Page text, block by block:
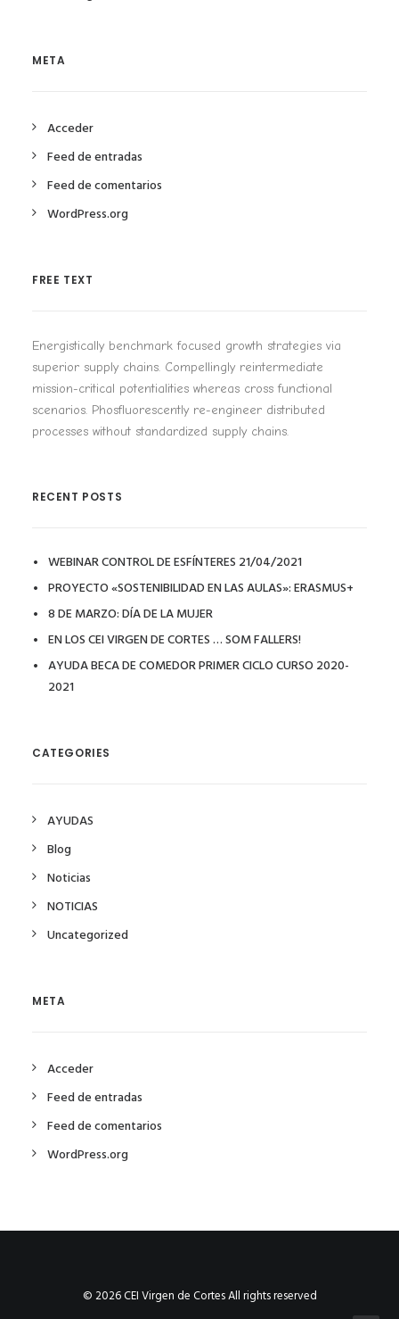
META
Acceder
Feed de entradas
Feed de comentarios
WordPress.org
FREE TEXT
Energistically benchmark focused growth strategies via
superior supply chains. Compellingly reintermediate
mission-critical potentialities whereas cross functional
scenarios. Phosfluorescently re-engineer distributed
processes without standardized supply chains.
RECENT POSTS
WEBINAR CONTROL DE ESFÍNTERES 21/04/2021
PROYECTO «SOSTENIBILIDAD EN LAS AULAS»: ERASMUS+
8 DE MARZO: DÍA DE LA MUJER
EN LOS CEI VIRGEN DE CORTES … SOM FALLERS!
AYUDA BECA DE COMEDOR PRIMER CICLO CURSO 2020-
2021
CATEGORIES
AYUDAS
Blog
Noticias
NOTICIAS
Uncategorized
META
Acceder
Feed de entradas
Feed de comentarios
WordPress.org
© 2026 CEI Virgen de Cortes All rights reserved